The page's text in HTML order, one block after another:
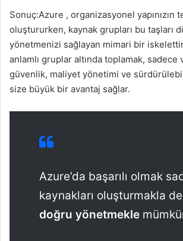
Sonuç:Azure , organizasyonel yapınızın
oluştururken, kaynak grupları bu taşları
yönetmenizi sağlayan mimari bir iskelettir.
anlamlı gruplar altında toplamak,
güvenlik, maliyet yönetimi ve
size büyük bir avantaj sağlar.
Azure’da başarılı olmak
kaynakları oluşturmakla
doğru yönetmekle